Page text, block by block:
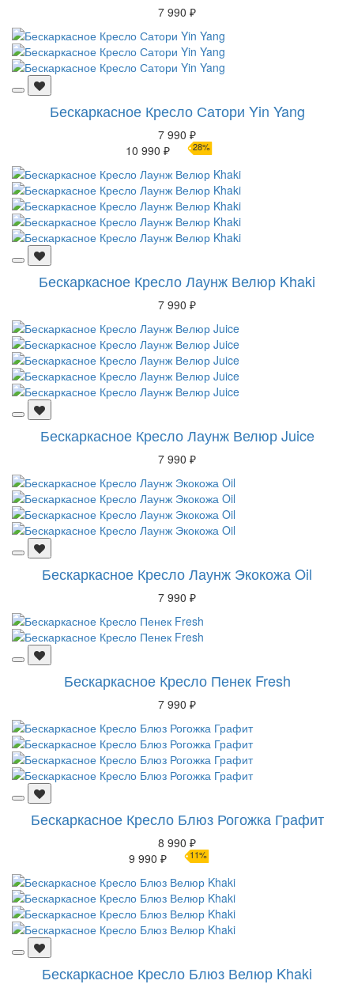
7 990 ₽
Бескаркасное Кресло Сатори Yin Yang
7 990 ₽
10 990 ₽
28%
Бескаркасное Кресло Лаунж Велюр Khaki
7 990 ₽
Бескаркасное Кресло Лаунж Велюр Juice
7 990 ₽
Бескаркасное Кресло Лаунж Экокожа Oil
7 990 ₽
Бескаркасное Кресло Пенек Fresh
7 990 ₽
Бескаркасное Кресло Блюз Рогожка Графит
8 990 ₽
9 990 ₽
11%
Бескаркасное Кресло Блюз Велюр Khaki